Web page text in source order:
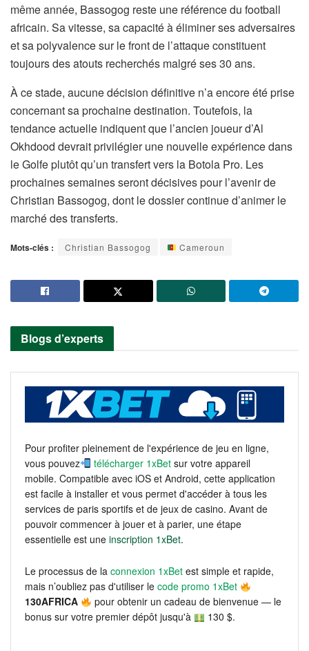
même année, Bassogog reste une référence du football
africain. Sa vitesse, sa capacité à éliminer ses adversaires
et sa polyvalence sur le front de l’attaque constituent
toujours des atouts recherchés malgré ses 30 ans.
À ce stade, aucune décision définitive n’a encore été prise
concernant sa prochaine destination. Toutefois, la
tendance actuelle indiquent que l’ancien joueur d’Al
Okhdood devrait privilégier une nouvelle expérience dans
le Golfe plutôt qu’un transfert vers la Botola Pro. Les
prochaines semaines seront décisives pour l’avenir de
Christian Bassogog, dont le dossier continue d’animer le
marché des transferts.
Mots-clés : Christian Bassogog Cameroun
Blogs d’experts
Pour profiter pleinement de l'expérience de jeu en ligne,
vous pouvez
télécharger 1xBet sur votre appareil
mobile. Compatible avec iOS et Android, cette application
est facile à installer et vous permet d'accéder à tous les
services de paris sportifs et de jeux de casino. Avant de
pouvoir commencer à jouer et à parier, une étape
essentielle est une inscription 1xBet.
Le processus de la connexion 1xBet est simple et rapide,
mais n’oubliez pas d'utiliser le code promo 1xBet
130AFRICA
pour obtenir un cadeau de bienvenue — le
bonus sur votre premier dépôt jusqu'à
130 $.